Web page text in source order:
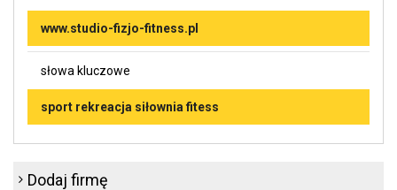
www.studio-fizjo-fitness.pl
słowa kluczowe
sport rekreacja siłownia fitess
Dodaj firmę